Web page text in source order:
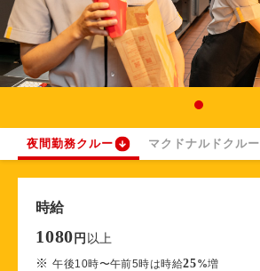
夜間勤務クルー マクドナルドクルー
時給
1080 円 以上
※午後10時〜午前5時は時給25%増